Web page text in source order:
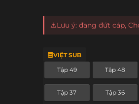
⚠️Lưu ý: đang đứt cáp,
VIỆT SUB
Tập 49 Tập 48
Tập 37 Tập 36